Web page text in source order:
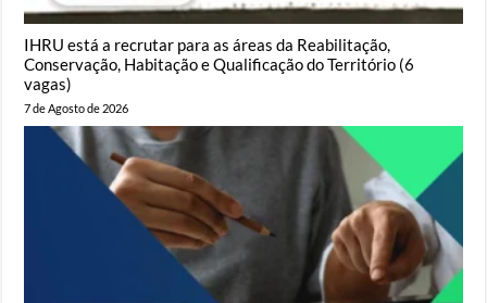
IHRU está a recrutar para as áreas da Reabilitação,
Conservação, Habitação e Qualificação do Território (6
vagas)
7 de Agosto de 2026